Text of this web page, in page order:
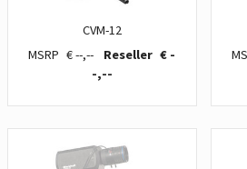
CVM-12
€ --,--
€ -
-,--